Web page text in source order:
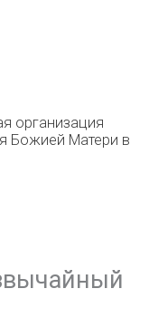
организация
Божией Матери в